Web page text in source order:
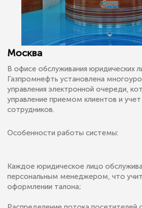
Москва
В офисе обслуживания юридических
Газпромнефть установлена
управления электронной очереди,
управление приемом клиентов и
сотрудников.
Особенности работы системы:
Каждое юридическое лицо
персональным менеджером, что
оформлении талона;